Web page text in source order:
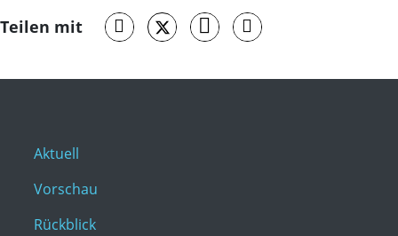
Teilen mit
Aktuell
Vorschau
Rückblick